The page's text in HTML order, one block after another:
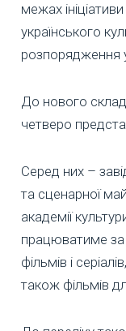
межах
українського
розпорядження
До нового
четверо
Серед них –
та сценарної
академії
працюватиме за
фільмів і
також фільмів